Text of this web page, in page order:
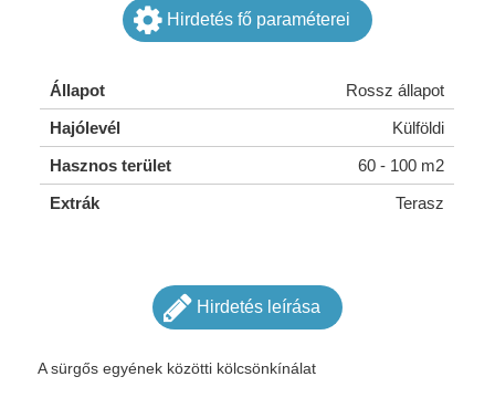
Hirdetés fő paraméterei
Állapot
Rossz állapot
Hajólevél
Külföldi
Hasznos terület
60 - 100 m2
Extrák
Terasz
Hirdetés leírása
A sürgős egyének közötti kölcsönkínálat